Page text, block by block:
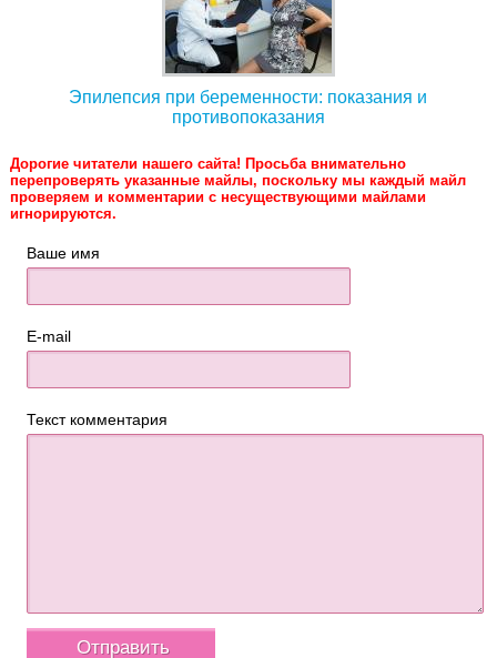
Эпилепсия при беременности: показания и
противопоказания
Дорогие читатели нашего сайта! Просьба внимательно
перепроверять указанные майлы, поскольку мы каждый майл
проверяем и комментарии с несуществующими майлами
игнорируются.
Ваше имя
E-mail
Текст комментария